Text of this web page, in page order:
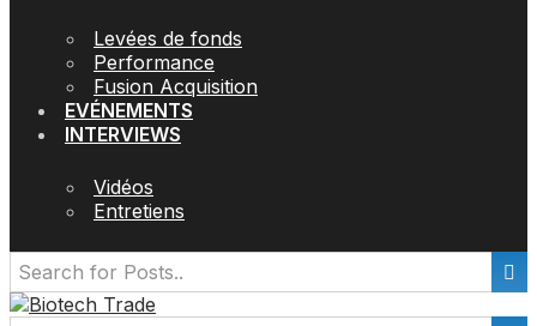
Levées de fonds
Performance
Fusion Acquisition
EVÉNEMENTS
INTERVIEWS
Vidéos
Entretiens